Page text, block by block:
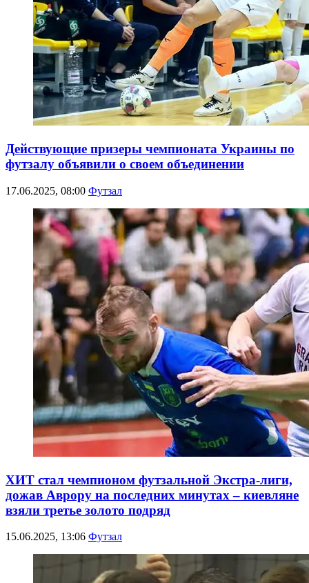
Действующие призеры чемпионата Украины по
футзалу объявили о своем объединении
17.06.2025, 08:00 Футзал
ХИТ стал чемпионом футзальной Экстра-лиги,
дожав Аврору на последних минутах – киевляне
взяли третье золото подряд
15.06.2025, 13:06 Футзал